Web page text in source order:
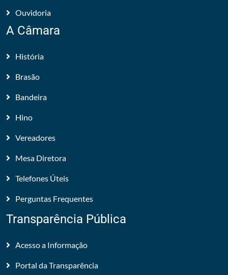
Ouvidoria
A Câmara
História
Brasão
Bandeira
Hino
Vereadores
Mesa Diretora
Telefones Úteis
Perguntas Frequentes
Transparência Pública
Acesso a Informação
Portal da Transparência